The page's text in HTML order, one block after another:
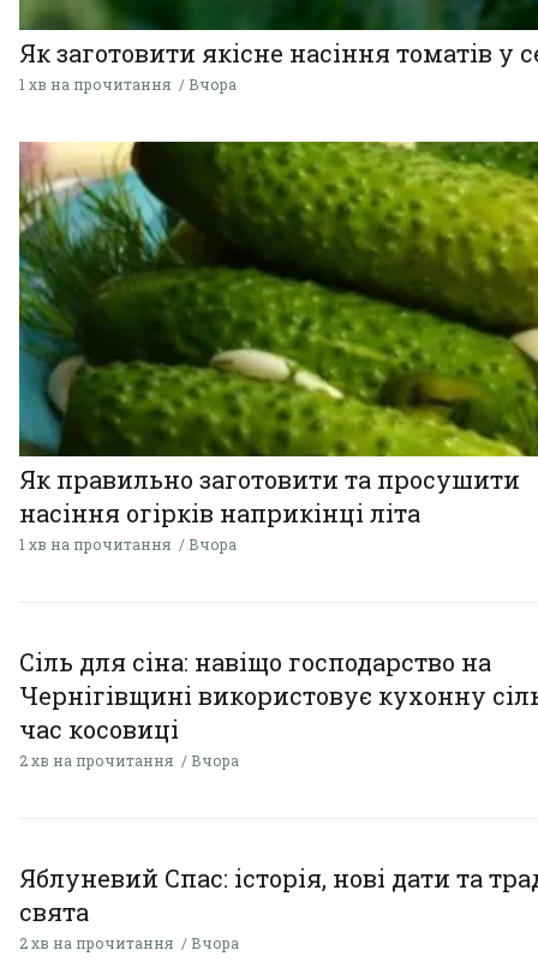
Як заготовити якісне насіння томатів у
1 хв на прочитання Вчора
Як правильно заготовити та просушити
насіння огірків наприкінці літа
1 хв на прочитання Вчора
Сіль для сіна: навіщо господарство на
Чернігівщині використовує кухонну
час косовиці
2 хв на прочитання Вчора
Яблуневий Спас: історія, нові дати та
свята
2 хв на прочитання Вчора